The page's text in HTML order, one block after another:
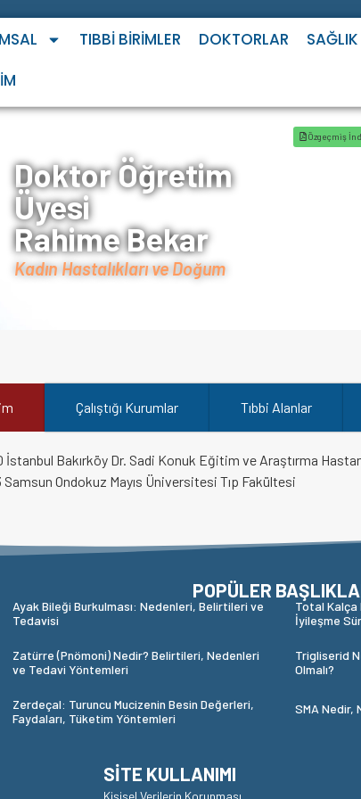
TIBBI BIRIMLER DOKTORLAR
SAĞLIK
Doktor Öğretim
Üyesi
Rahime Bekar
Kadın Hastalıkları ve Doğum
Özgeçmiş
Çalıştığı Kurumlar Tıbbi Alanlar
İstanbul Bakırköy Dr. Sadi Konuk Eğitim ve Araştırma
Samsun Ondokuz Mayıs Üniversitesi Tıp Fakültesi
POPÜLER
Ayak Bileği Burkulması: Nedenleri, Belirtileri ve
Tedavisi
Total
İyileşme
Zatürre (Pnömoni) Nedir? Belirtileri, Nedenleri
ve Tedavi Yöntemleri
Trigliserid
Olmalı?
Zerdeçal: Turuncu Mucizenin Besin Değerleri,
Faydaları, Tüketim Yöntemleri
SMA Nedir,
SITE KULLANIMI